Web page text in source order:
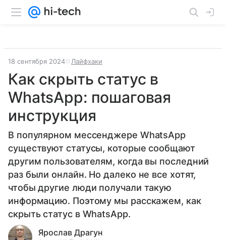
18 сентября 2024 Лайфхаки
Как скрыть статус в
WhatsApp: пошаговая
инструкция
В популярном мессенджере WhatsApp
существуют статусы, которые сообщают
другим пользователям, когда вы последний
раз были онлайн. Но далеко не все хотят,
чтобы другие люди получали такую
информацию. Поэтому мы расскажем, как
скрыть статус в WhatsApp.
Ярослав Драгун